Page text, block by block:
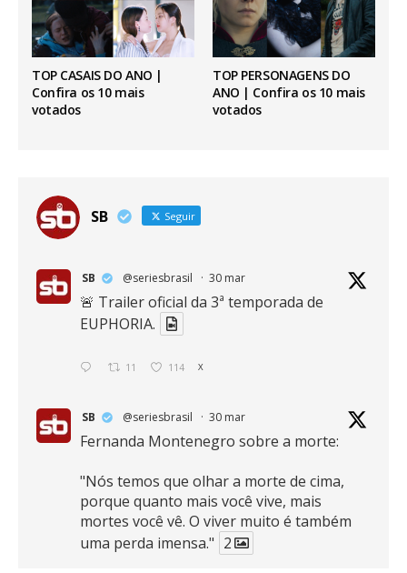
TOP CASAIS DO ANO |
Confira os 10 mais
votados
TOP PERSONAGENS DO
ANO | Confira os 10 mais
votados
SB Seguir
SB @seriesbrasil · 30 mar
🚨 Trailer oficial da 3ª temporada de
EUPHORIA.
11 114 X
SB @seriesbrasil · 30 mar
Fernanda Montenegro sobre a morte:
"Nós temos que olhar a morte de cima,
porque quanto mais você vive, mais
mortes você vê. O viver muito é também
uma perda imensa." 2